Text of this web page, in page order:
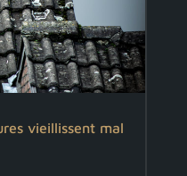
vieillissent mal